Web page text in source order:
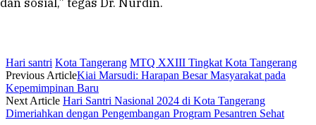
Hari santri Kota Tangerang MTQ XXIII Tingkat Kota Tangerang
Previous ArticleKiai Marsudi: Harapan Besar Masyarakat pada
Kepemimpinan Baru
Next Article Hari Santri Nasional 2024 di Kota Tangerang
Dimeriahkan dengan Pengembangan Program Pesantren Sehat